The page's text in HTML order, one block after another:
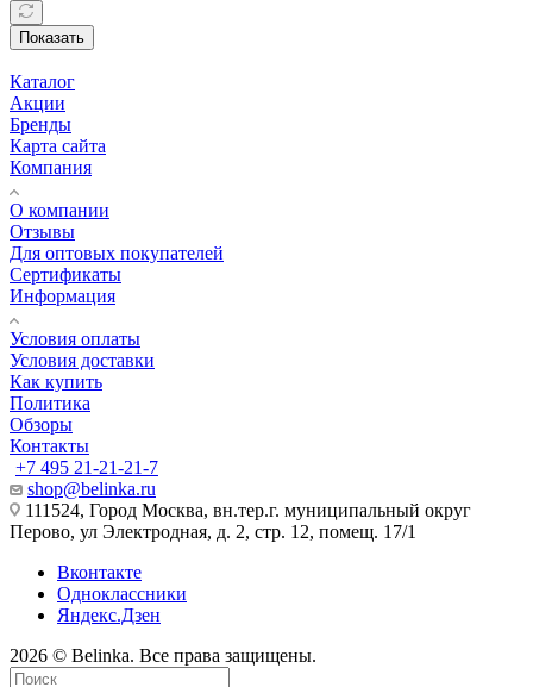
Показать
Каталог
Акции
Бренды
Карта сайта
Компания
О компании
Отзывы
Для оптовых покупателей
Сертификаты
Информация
Условия оплаты
Условия доставки
Как купить
Политика
Обзоры
Контакты
+7 495 21-21-21-7
shop@belinka.ru
111524, Город Москва, вн.тер.г. муниципальный округ
Перово, ул Электродная, д. 2, стр. 12, помещ. 17/1
Вконтакте
Одноклассники
Яндекс.Дзен
2026 © Belinka. Все права защищены.